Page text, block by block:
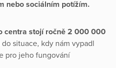
nebo sociálním potížím.
centra stojí ročně 2 000 000
situace, kdy nám vypadl
pro jeho fungování